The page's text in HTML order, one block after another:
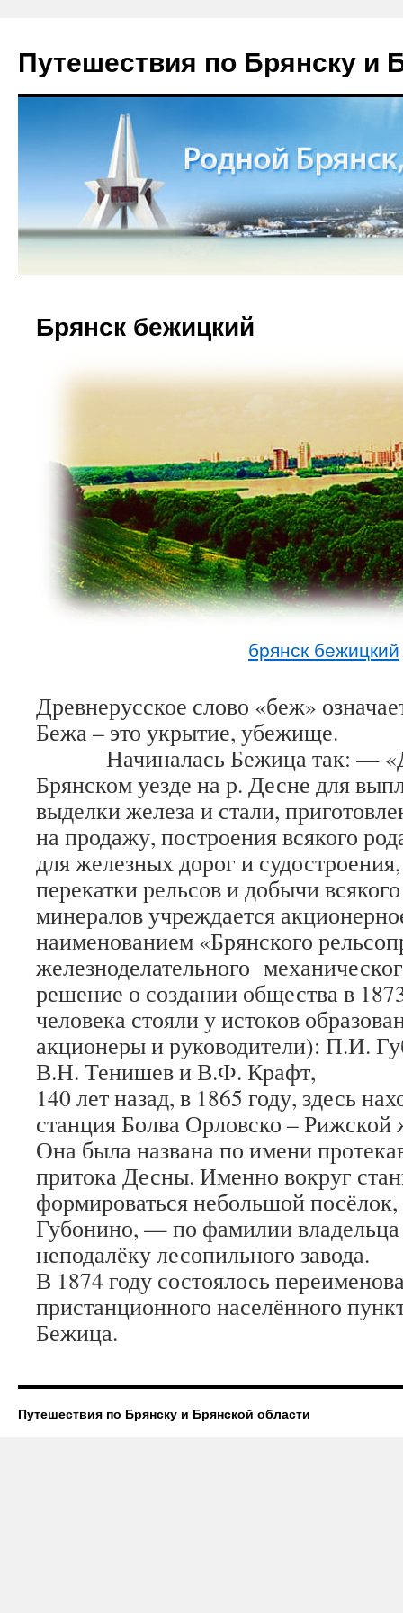
Путешествия по Брянску и
Брянск бежицкий
брянск бежицкий
Древнерусское слово «беж»
Бежа – это укрытие, убежище.
Начиналась Бежица так: —
Брянском уезде на р. Десне для
выделки железа и стали,
на продажу, построения всякого
для железных дорог и
перекатки рельсов и добычи
минералов учреждается
наименованием «Брянского
железноделательного
решение о создании общества в
человека стояли у истоков
акционеры и руководители): П.И.
В.Н. Тенишев и В.Ф. Крафт,
140 лет назад, в 1865 году, здесь
станция Болва Орловско – Рижской
Она была названа по имени
притока Десны. Именно вокруг
формироваться небольшой
Губонино, — по фамилии владельца
неподалёку лесопильного завода.
В 1874 году состоялось
пристанционного населённого
Бежица.
Путешествия по Брянску и Брянской области